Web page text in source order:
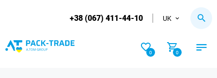
+38 (067) 411-44-10 UK
0 0